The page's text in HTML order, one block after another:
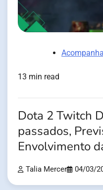
13 min read
Dota 2 Twitch
passados,
Envolvimento
Talia Mercer 04/03/